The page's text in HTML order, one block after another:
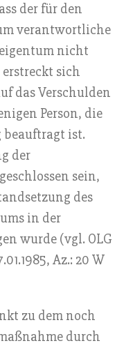
der für den
verantwortliche
nicht
sich
das Verschulden
Person, die
ist.
der
sein,
des
in der
wurde (vgl. OLG
Az.: 20 W
zu dem noch
durch